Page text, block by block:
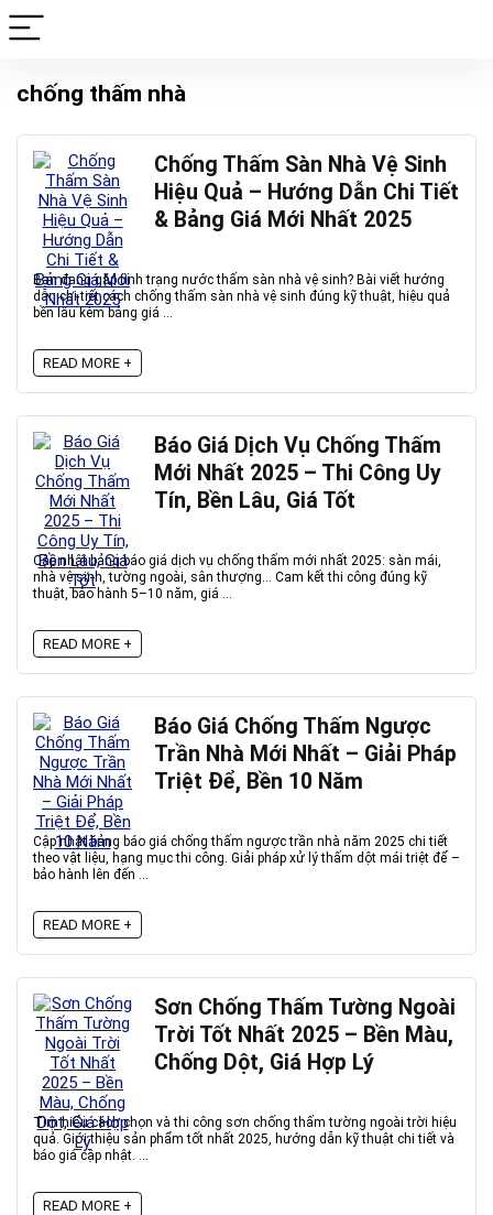
chống thấm nhà
Chống Thấm Sàn Nhà Vệ Sinh
Hiệu Quả – Hướng Dẫn Chi Tiết
& Bảng Giá Mới Nhất 2025
Bạn đang gặp tình trạng nước thấm sàn nhà vệ sinh? Bài viết hướng
dẫn chi tiết cách chống thấm sàn nhà vệ sinh đúng kỹ thuật, hiệu quả
bền lâu kèm bảng giá ...
READ MORE +
Báo Giá Dịch Vụ Chống Thấm
Mới Nhất 2025 – Thi Công Uy
Tín, Bền Lâu, Giá Tốt
Cập nhật bảng báo giá dịch vụ chống thấm mới nhất 2025: sàn mái,
nhà vệ sinh, tường ngoài, sân thượng… Cam kết thi công đúng kỹ
thuật, bảo hành 5–10 năm, giá ...
READ MORE +
Báo Giá Chống Thấm Ngược
Trần Nhà Mới Nhất – Giải Pháp
Triệt Để, Bền 10 Năm
Cập nhật bảng báo giá chống thấm ngược trần nhà năm 2025 chi tiết
theo vật liệu, hạng mục thi công. Giải pháp xử lý thấm dột mái triệt để –
bảo hành lên đến ...
READ MORE +
Sơn Chống Thấm Tường Ngoài
Trời Tốt Nhất 2025 – Bền Màu,
Chống Dột, Giá Hợp Lý
Tìm hiểu cách chọn và thi công sơn chống thấm tường ngoài trời hiệu
quả. Giới thiệu sản phẩm tốt nhất 2025, hướng dẫn kỹ thuật chi tiết và
báo giá cập nhật. ...
READ MORE +